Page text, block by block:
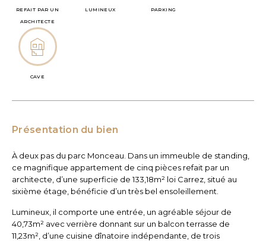
REFAIT PAR UN
ARCHITECTE
LUMINEUX PARKING
CAVE
Présentation du bien
À deux pas du parc Monceau. Dans un immeuble de standing,
ce magnifique appartement de cinq pièces refait par un
architecte, d’une superficie de 133,18m² loi Carrez, situé au
sixième étage, bénéficie d’un très bel ensoleillement.
Lumineux, il comporte une entrée, un agréable séjour de
40,73m² avec verrière donnant sur un balcon terrasse de
11,23m², d’une cuisine dînatoire indépendante, de trois